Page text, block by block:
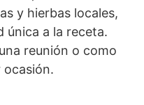
y hierbas locales,
única a la receta.
reunión o como
ocasión.